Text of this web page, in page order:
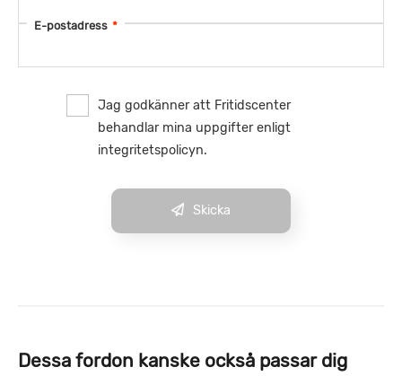
E-postadress *
Jag godkänner att Fritidscenter
behandlar mina uppgifter enligt
integritetspolicyn.
Skicka
Dessa fordon kanske också passar dig